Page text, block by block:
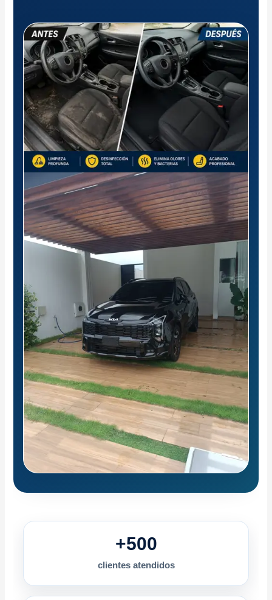
+500
clientes atendidos